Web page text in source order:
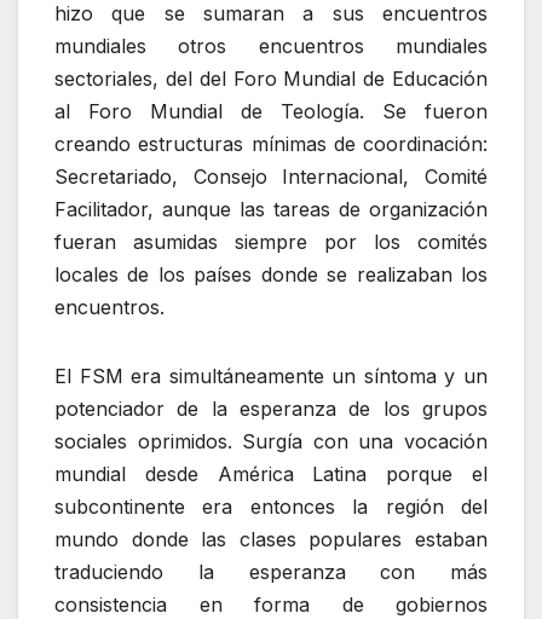
hizo que se sumaran a sus encuentros
mundiales otros encuentros mundiales
sectoriales, del del Foro Mundial de Educación
al Foro Mundial de Teología. Se fueron
creando estructuras mínimas de coordinación:
Secretariado, Consejo Internacional, Comité
Facilitador, aunque las tareas de organización
fueran asumidas siempre por los comités
locales de los países donde se realizaban los
encuentros.
El FSM era simultáneamente un síntoma y un
potenciador de la esperanza de los grupos
sociales oprimidos. Surgía con una vocación
mundial desde América Latina porque el
subcontinente era entonces la región del
mundo donde las clases populares estaban
traduciendo la esperanza con más
consistencia en forma de gobiernos